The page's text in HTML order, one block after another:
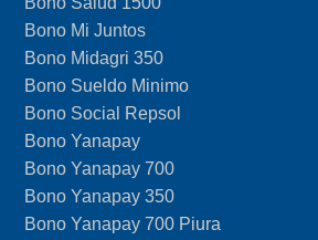
Bono Mi Juntos
Bono Midagri 350
Bono Sueldo Minimo
Bono Social Repsol
Bono Yanapay
Bono Yanapay 700
Bono Yanapay 350
Bono Yanapay 700 Piura